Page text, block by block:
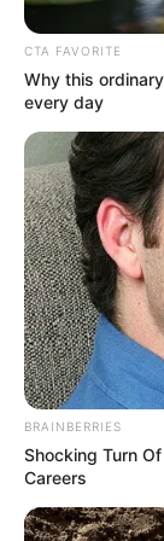
Importante:
A análise da
CTA FAVORITE
Why this
every day
BRAINBERRIES
Shocking Turn
Careers